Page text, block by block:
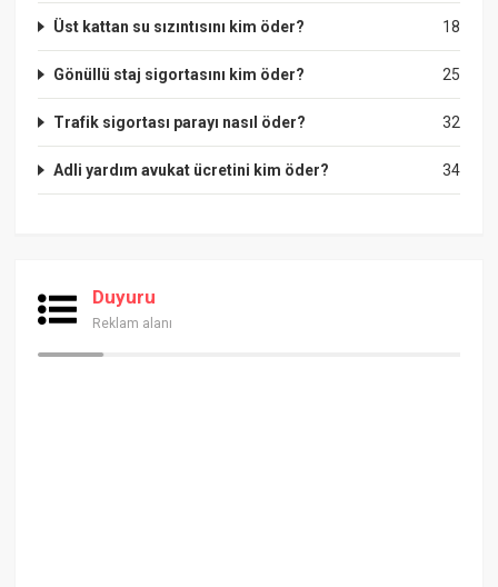
18
Üst kattan su sızıntısını kim öder?
25
Gönüllü staj sigortasını kim öder?
32
Trafik sigortası parayı nasıl öder?
34
Adli yardım avukat ücretini kim öder?
Duyuru
Reklam alanı